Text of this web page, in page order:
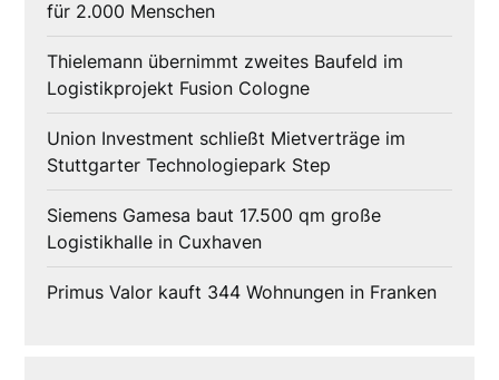
für 2.000 Menschen
Thielemann übernimmt zweites Baufeld im
Logistikprojekt Fusion Cologne
Union Investment schließt Mietverträge im
Stuttgarter Technologiepark Step
Siemens Gamesa baut 17.500 qm große
Logistikhalle in Cuxhaven
Primus Valor kauft 344 Wohnungen in Franken